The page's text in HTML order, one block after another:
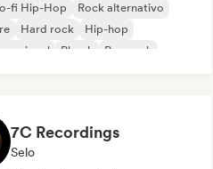
fi Hip-Hop
Rock alternativo
Hard rock
Hip-hop
Phonk Pop rock
7C Recordings
Selo